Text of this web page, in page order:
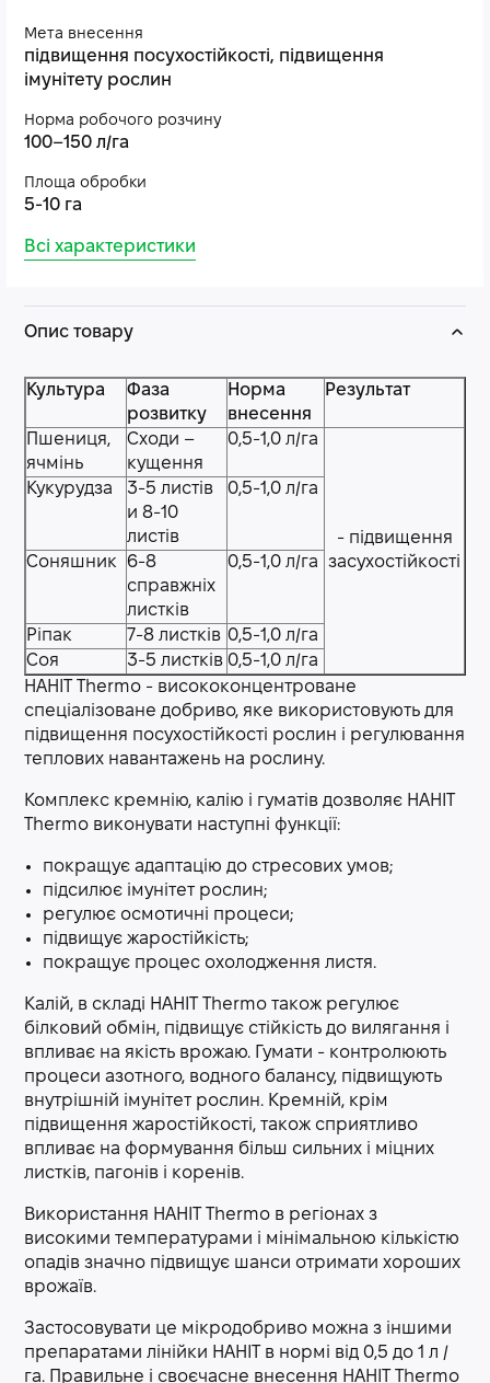
Мета внесення
підвищення посухостійкості, підвищення
імунітету рослин
Норма робочого розчину
100–150 л/га
Площа обробки
5-10 га
Всі характеристики
Опис товару
Культура
Фаза
розвитку
Норма
внесення
Результат
Пшениця,
ячмінь
Сходи –
кущення
0,5-1,0 л/га
- підвищення
засухостійкості
Кукурудза
3-5 листів
и 8-10
листів
0,5-1,0 л/га
Соняшник
6-8
справжніх
листків
0,5-1,0 л/га
Ріпак 7-8 листків 0,5-1,0 л/га
Соя
3-5 листків 0,5-1,0 л/га
НАНІТ Thermo - висококонцентроване
спеціалізоване добриво, яке використовують для
підвищення посухостійкості рослин і регулювання
теплових навантажень на рослину.
Комплекс кремнію, калію і гуматів дозволяє НАНІТ
Thermo виконувати наступні функції:
покращує адаптацію до стресових умов;
підсилює імунітет рослин;
регулює осмотичні процеси;
підвищує жаростійкість;
покращує процес охолодження листя.
Калій, в складі НАНІТ Thermo також регулює
білковий обмін, підвищує стійкість до вилягання і
впливає на якість врожаю. Гумати - контролюють
процеси азотного, водного балансу, підвищують
внутрішній імунітет рослин. Кремній, крім
підвищення жаростійкості, також сприятливо
впливає на формування більш сильних і міцних
листків, пагонів і коренів.
Використання НАНІТ Thermo в регіонах з
високими температурами і мінімальною кількістю
опадів значно підвищує шанси отримати хороших
врожаїв.
Застосовувати це мікродобриво можна з іншими
препаратами лінійки НАНІТ в нормі від 0,5 до 1 л /
га. Правильне і своєчасне внесення НАНІТ Thermo